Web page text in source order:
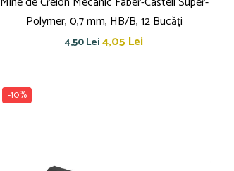
Polymer, 0,7 mm, HB/B, 12 Bucăți
4,50 Lei4,05 Lei
-10%